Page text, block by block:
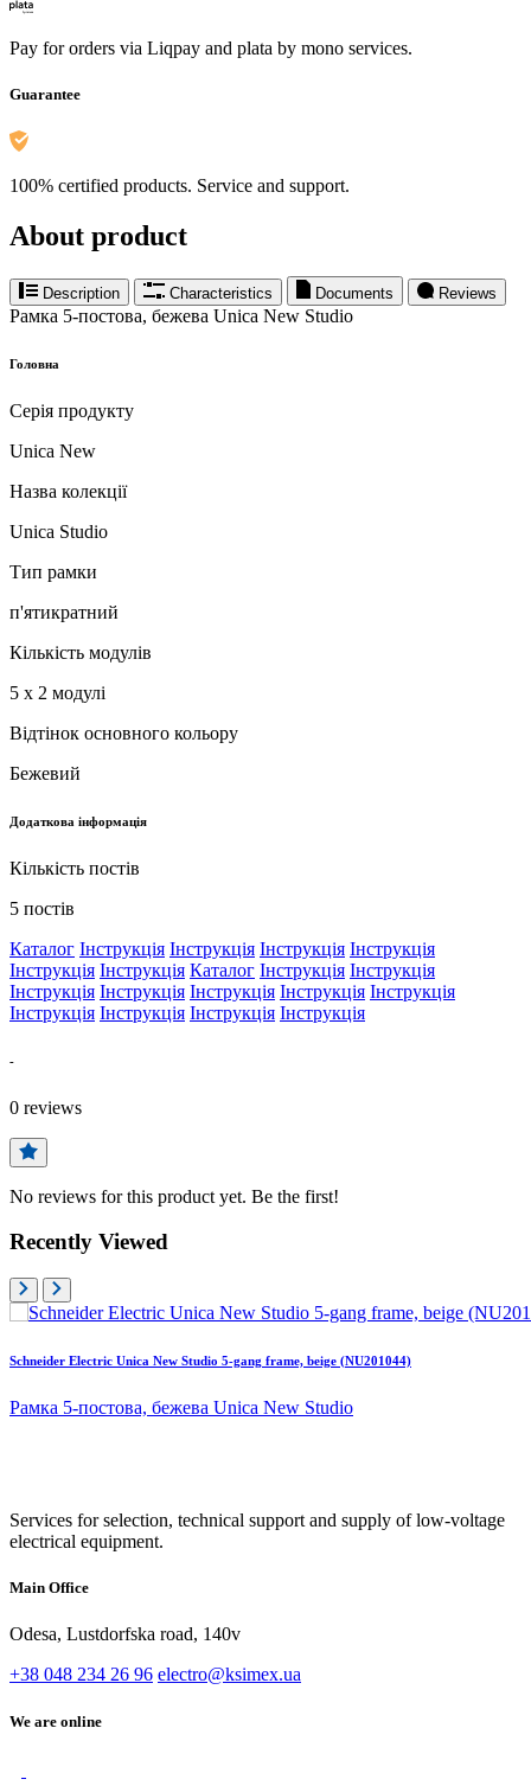
Pay for orders via Liqpay and plata by mono services.
Guarantee
100% certified products. Service and support.
About product
Description Characteristics Documents Reviews
Рамка 5-постова, бежева Unica New Studio
Головна
Серія продукту
Unica New
Назва колекції
Unica Studio
Тип рамки
п'ятикратний
Кількість модулів
5 х 2 модулі
Відтінок основного кольору
Бежевий
Додаткова інформація
Кількість постів
5 постів
Каталог Інструкція Інструкція Інструкція Інструкція
Інструкція Інструкція Каталог Інструкція Інструкція
Інструкція Інструкція Інструкція Інструкція Інструкція
Інструкція Інструкція Інструкція Інструкція
-
0 reviews
No reviews for this product yet. Be the first!
Recently Viewed
Schneider Electric Unica New Studio 5-gang frame, beige (NU201044)
Рамка 5-постова, бежева Unica New Studio
Services for selection, technical support and supply of low-voltage
electrical equipment.
Main Office
Odesa, Lustdorfska road, 140v
+38 048 234 26 96 electro@ksimex.ua
We are online